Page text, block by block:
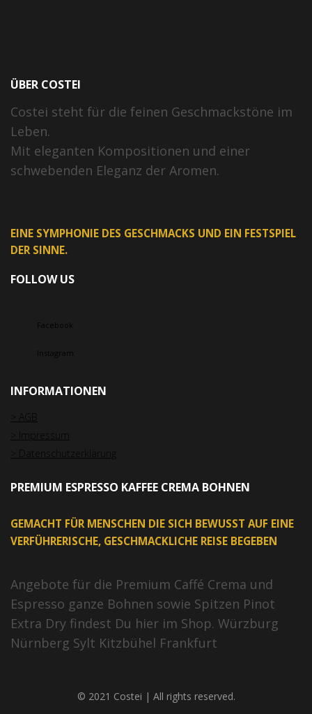
ÜBER COSTEI
Costei steht für die feinen Geschmackstöne im
Leben.
Mit eleganten Kompositionen und einer
schwebenden Eleganz der Aromen.
EINE SYMPHONIE DES GESCHMACKS UND EIN FESTSPIEL
DER SINNE.
FOLLOW US
Facebook
Instagram
INFORMATIONEN
> AGB
> Impressum
> Datenschutzerklärung
PREMIUM ESPRESSO KAFFEE CREMA BOHNEN
GEMACHT FÜR MENSCHEN DIE SICH BEWUSST AUF EINE
VERFÜHRERISCHE, GESCHMACKLICHE REISE BEGEBEN
Angebote für die Premium Caffé Crema und
Espresso ganze Bohnen sowie Spitzen Pinot
Extra Dry findest Du hier im Shop. Würzburg
Nürnberg Sylt Kitzbühel Frankfurt
© 2021 Costei | All rights reserved.